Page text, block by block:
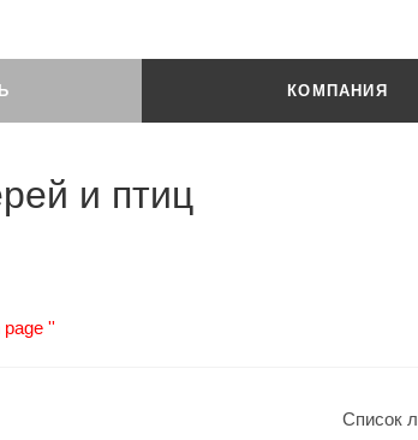
КОМПАНИЯ
и птиц
''
Список